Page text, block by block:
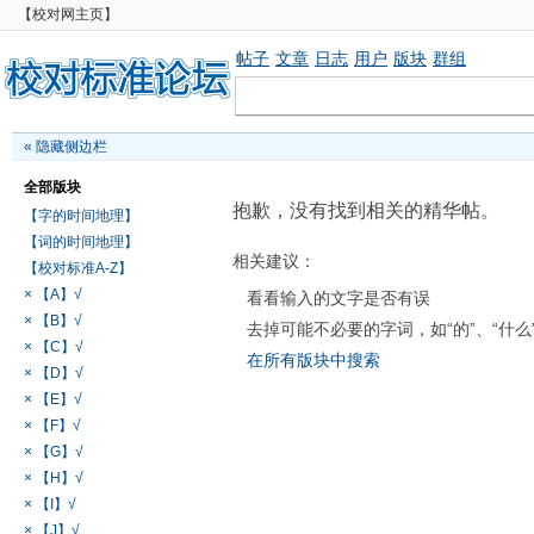
【校对网主页】
帖子 文章 日志 用户 版块 群组
« 隐藏侧边栏
全部版块
【字的时间地理】
【词的时间地理】
【校对标准A-Z】
× 【A】√
× 【B】√
× 【C】√
× 【D】√
× 【E】√
× 【F】√
× 【G】√
× 【H】√
× 【I】√
× 【J】√
抱歉，没有找到相关的精华帖。
相关建议：
看看输入的文字是否有误
去掉可能不必要的字词，如“的”、“什么
在所有版块中搜索